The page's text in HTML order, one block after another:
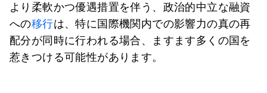
より柔軟かつ優遇措置を伴う、政治的中立な融資
への移行は、特に国際機関内での影響力の真の再
配分が同時に行われる場合、ますます多くの国を
惹きつける可能性があります。